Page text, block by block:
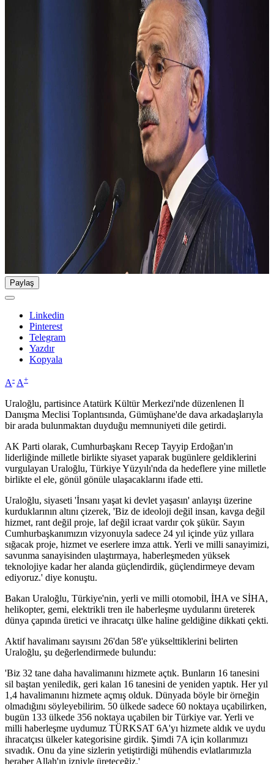
Paylaş
Linkedin
Pinterest
Telegram
Yazdır
Kopyala
A- A+
Uraloğlu, partisince Atatürk Kültür Merkezi'nde düzenlenen İl
Danışma Meclisi Toplantısında, Gümüşhane'de dava arkadaşlarıyla
bir arada bulunmaktan duyduğu memnuniyeti dile getirdi.
AK Parti olarak, Cumhurbaşkanı Recep Tayyip Erdoğan'ın
liderliğinde milletle birlikte siyaset yaparak bugünlere geldiklerini
vurgulayan Uraloğlu, Türkiye Yüzyılı'nda da hedeflere yine milletle
birlikte el ele, gönül gönüle ulaşacaklarını ifade etti.
Uraloğlu, siyaseti 'İnsanı yaşat ki devlet yaşasın' anlayışı üzerine
kurduklarının altını çizerek, 'Biz de ideoloji değil insan, kavga değil
hizmet, rant değil proje, laf değil icraat vardır çok şükür. Sayın
Cumhurbaşkanımızın vizyonuyla sadece 24 yıl içinde yüz yıllara
sığacak proje, hizmet ve eserlere imza attık. Yerli ve milli sanayimizi,
savunma sanayisinden ulaştırmaya, haberleşmeden yüksek
teknolojiye kadar her alanda güçlendirdik, güçlendirmeye devam
ediyoruz.' diye konuştu.
Bakan Uraloğlu, Türkiye'nin, yerli ve milli otomobil, İHA ve SİHA,
helikopter, gemi, elektrikli tren ile haberleşme uydularını üreterek
dünya çapında üretici ve ihracatçı ülke haline geldiğine dikkati çekti.
Aktif havalimanı sayısını 26'dan 58'e yükselttiklerini belirten
Uraloğlu, şu değerlendirmede bulundu:
'Biz 32 tane daha havalimanını hizmete açtık. Bunların 16 tanesini
sil baştan yeniledik, geri kalan 16 tanesini de yeniden yaptık. Her yıl
1,4 havalimanını hizmete açmış olduk. Dünyada böyle bir örneğin
olmadığını söyleyebilirim. 50 ülkede sadece 60 noktaya uçabilirken,
bugün 133 ülkede 356 noktaya uçabilen bir Türkiye var. Yerli ve
milli haberleşme uydumuz TÜRKSAT 6A'yı hizmete aldık ve uydu
ihracatçısı ülkeler kategorisine girdik. Şimdi 7A için kollarımızı
sıvadık. Onu da yine sizlerin yetiştirdiği mühendis evlatlarımızla
beraber Allah'ın izniyle üreteceğiz.'